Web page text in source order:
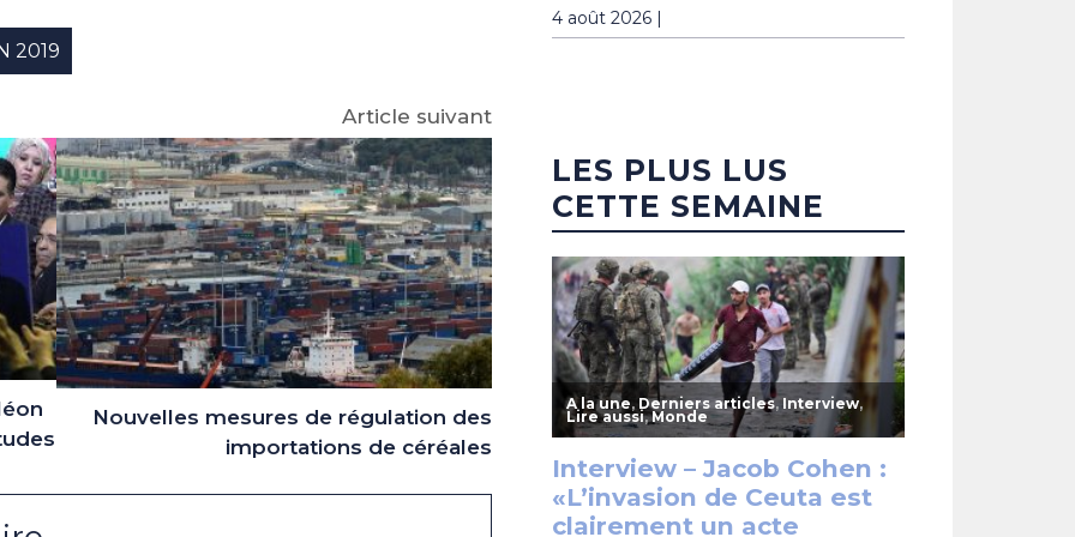
2019
Article suivant
Nouvelles mesures de régulation des
importations de céréales
4 août 2026 |
LES PLUS LUS
CETTE SEMAINE